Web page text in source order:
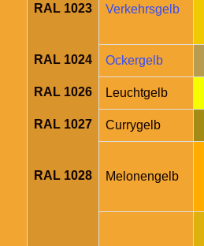
RAL 1023 Verkehrsgelb
RAL 1024 Ockergelb
RAL 1026 Leuchtgelb
RAL 1027 Currygelb
RAL 1028 Melonengelb